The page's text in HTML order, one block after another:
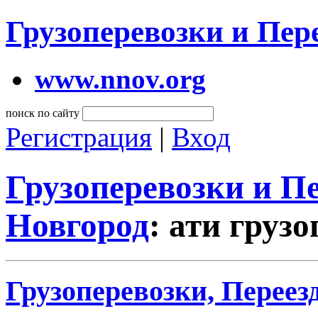
Грузоперевозки и
www.nnov.org
поиск по сайту
Регистрация | Вход
Грузоперевозки и
Новгород: ати
Грузоперевозки,